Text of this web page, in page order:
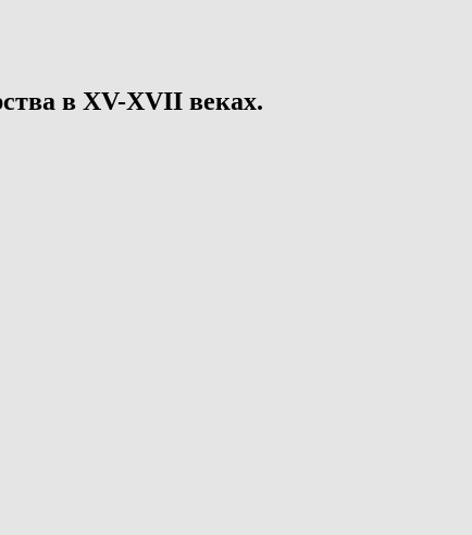
в XV-XVII веках.